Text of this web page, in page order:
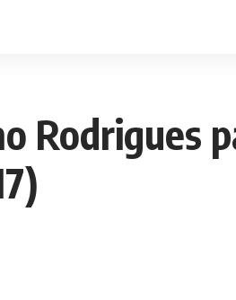
Rodrigues